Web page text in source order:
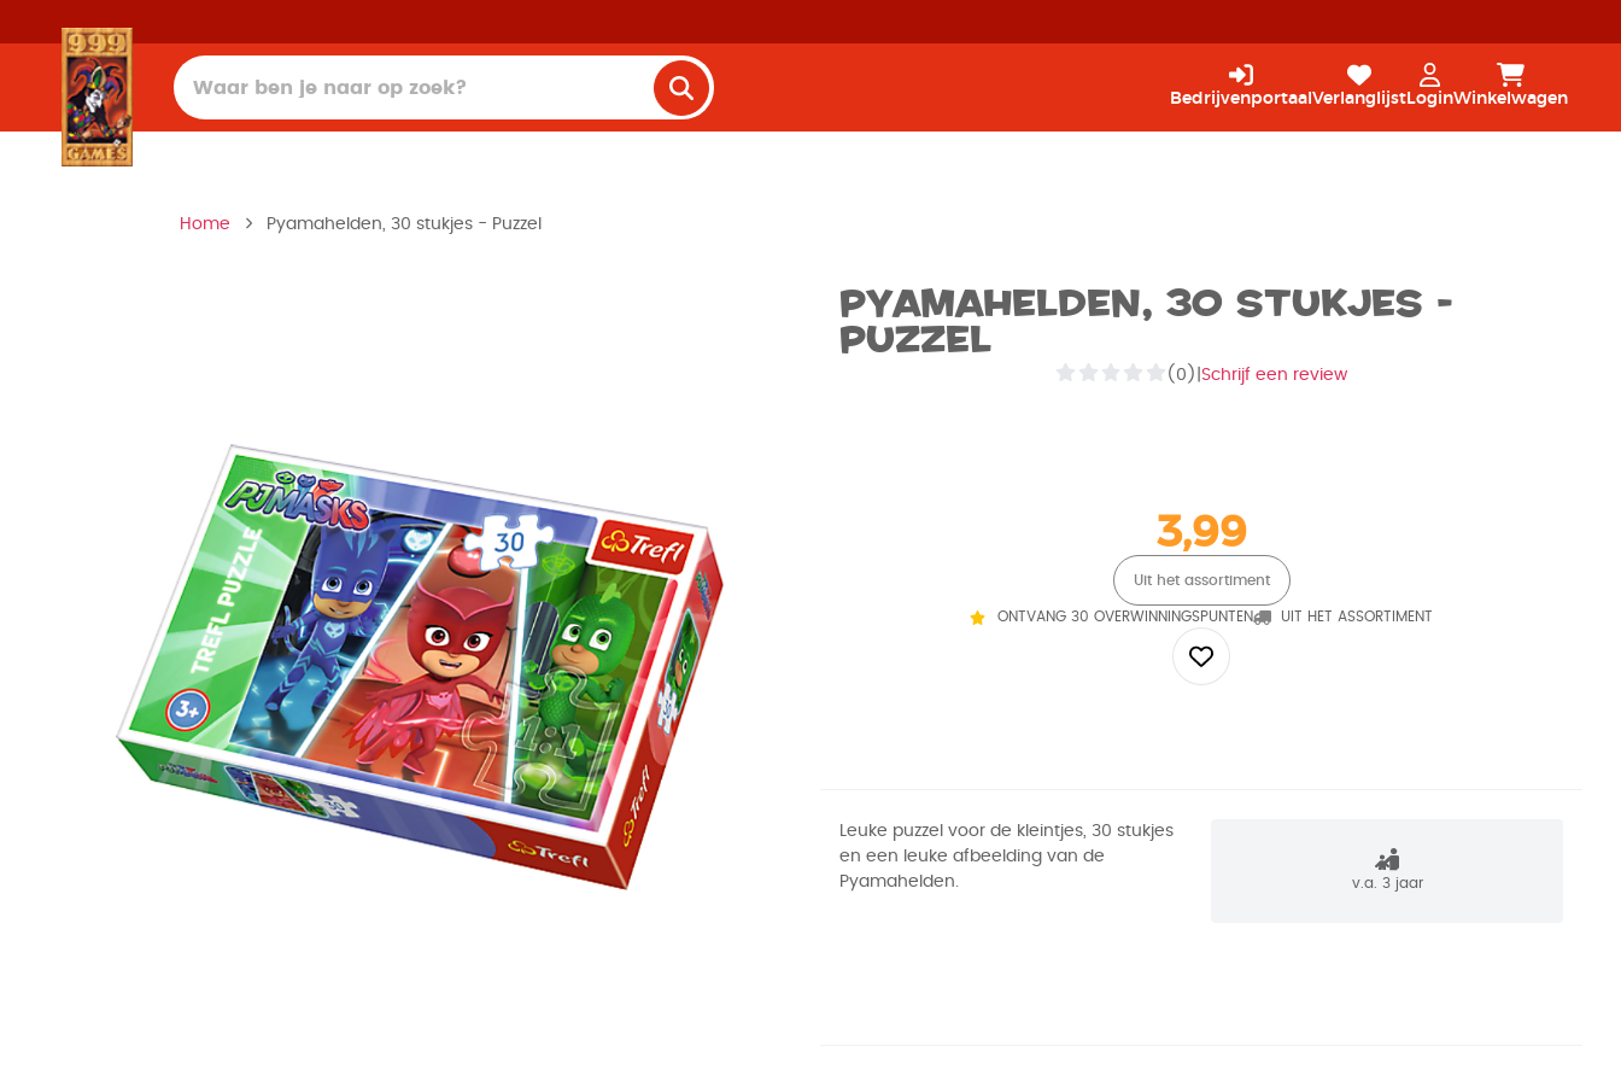
Bedrijvenportaal Verlanglijst LoginWinkelwagen
Home Pyamahelden, 30 stukjes - Puzzel
Pyamahelden, 30 stukjes -
Puzzel
(0) Schrijf een review
3,99
Uit het assortiment
ONTVANG 30 OVERWINNINGSPUNTEN UIT HET ASSORTIMENT
Leuke puzzel voor de kleintjes, 30 stukjes
en een leuke afbeelding van de
Pyamahelden.
v.a. 3 jaar